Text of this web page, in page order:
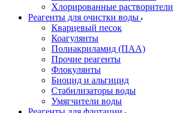
Хлорированные растворители
Реагенты для очистки воды
Кварцевый песок
Коагулянты
Полиакриламид (ПАА)
Прочие реагенты
Флокулянты
Биоцид и альгицид
Стабилизаторы воды
Умягчители воды